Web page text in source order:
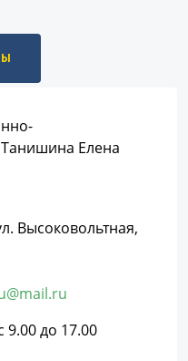
Елена
Высоковольтная,
9.00 до 17.00